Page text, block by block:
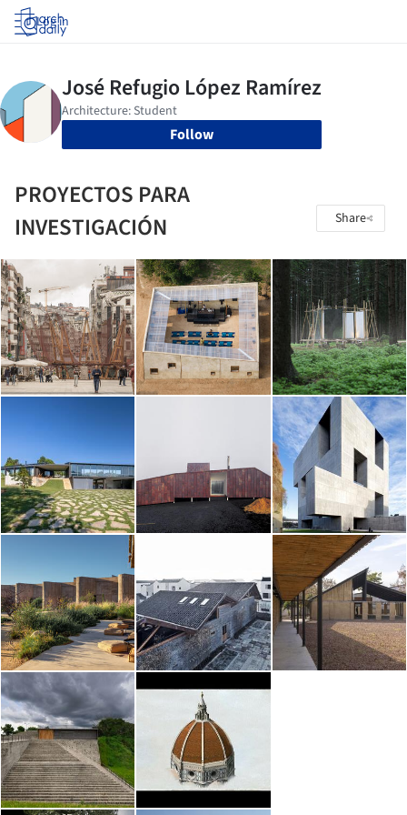
Log in
Follow
PROYECTOS PARA
INVESTIGACIÓN
Share